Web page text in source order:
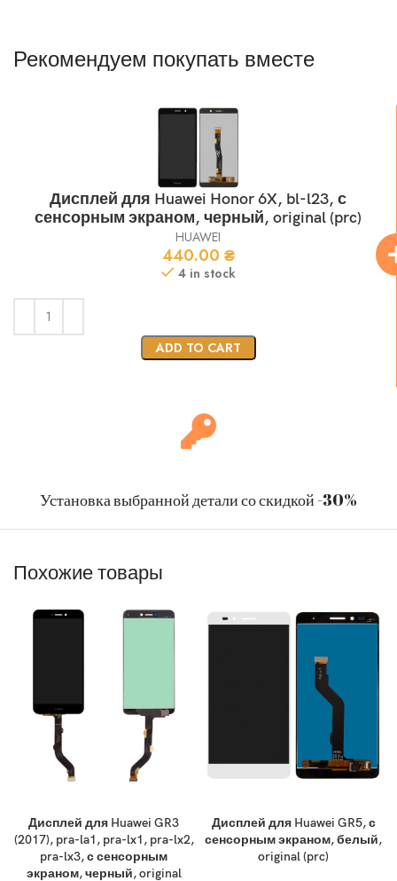
Рекомендуем покупать вместе
Дисплей для Huawei Honor 6X, bl-l23, с
сенсорным экраном, черный, original (prc)
HUAWEI
440.00 ₴
4 in stock
ADD TO CART
Установка выбранной детали со скидкой -30%
Похожие товары
Дисплей для Huawei GR3
(2017), pra-la1, pra-lx1, pra-lx2,
pra-lx3, с сенсорным
экраном, черный, original
Дисплей для Huawei GR5, с
сенсорным экраном, белый,
original (prc)